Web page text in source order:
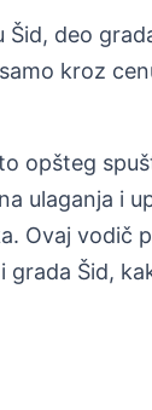
Šid, deo
kroz
opšteg
ulaganja i
Ovaj vodič
Šid,